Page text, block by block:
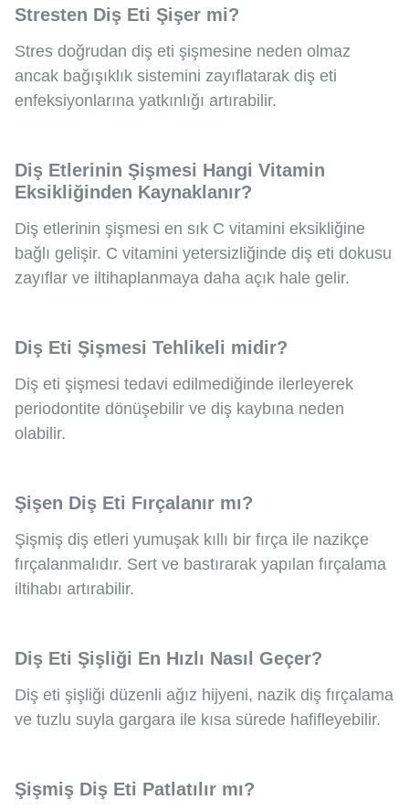
Stresten Diş Eti Şişer mi?
Stres doğrudan diş eti şişmesine neden olmaz
ancak bağışıklık sistemini zayıflatarak diş eti
enfeksiyonlarına yatkınlığı artırabilir.
Diş Etlerinin Şişmesi Hangi Vitamin
Eksikliğinden Kaynaklanır?
Diş etlerinin şişmesi en sık C vitamini eksikliğine
bağlı gelişir. C vitamini yetersizliğinde diş eti dokusu
zayıflar ve iltihaplanmaya daha açık hale gelir.
Diş Eti Şişmesi Tehlikeli midir?
Diş eti şişmesi tedavi edilmediğinde ilerleyerek
periodontite dönüşebilir ve diş kaybına neden
olabilir.
Şişen Diş Eti Fırçalanır mı?
Şişmiş diş etleri yumuşak kıllı bir fırça ile nazikçe
fırçalanmalıdır. Sert ve bastırarak yapılan fırçalama
iltihabı artırabilir.
Diş Eti Şişliği En Hızlı Nasıl Geçer?
Diş eti şişliği düzenli ağız hijyeni, nazik diş fırçalama
ve tuzlu suyla gargara ile kısa sürede hafifleyebilir.
Şişmiş Diş Eti Patlatılır mı?